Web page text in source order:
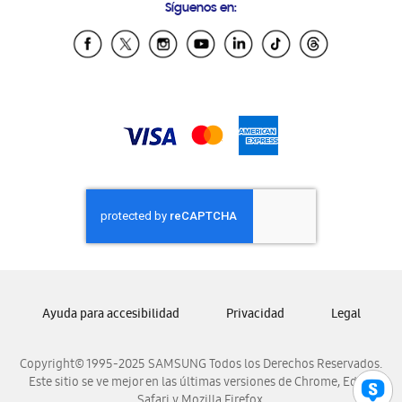
Samsung Ecuador
Samsung El Salvador
Samsung Nicaragua
Samsung Panamá
Samsung República Dominicana
Samsung Venezuela
Síguenos en:
Copyright© 1995-2025 SAMSUNG Todos los Derechos Reservados.
Este sitio se ve mejor en las últimas versiones de Chrome, Edge,
Ayuda para accesibilidad Privacidad Legal